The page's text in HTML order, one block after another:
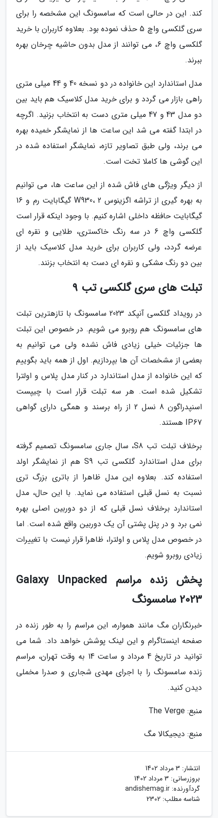
کند. این در حالی است که سامسونگ این مشخصه را برای
سری گلکسی واچ 5 حذف نموده بود. بعلاوه کاربران با خرید
گلکسی واچ 6، می توانند از مدل بدون حاشیه چرخان بهره
ببرند.
مدل استاندارد این خانواده در دو نسخه 40 و 44 میلی متری
راهی بازار می گردد و برای خرید مدل کلاسیک هم باید بین
دو مدل 43 و 47 میلی متری دست به انتخاب بزنید. اگرچه
در ابتدا گفته می شد این ساعت ها از نمایشگر خمیده بهره
می برند، ولی طبق تصاویر تازه، نمایشگر استفاده شده در
این گوشی ها کاملا تخت است.
از دیگر ویژگی های فاش شده از این ساعت ها، می توانیم
به بهره گیری از تراشه اگزینوس W930، 2 گیگابایت رم و 16
گیگابایت حافظه داخلی اشاره کنیم. با وجود اینکه قرار است
گلکسی واچ 6 در سه رنگ خاکستری، طلایی و نقره ای
عرضه گردد، ولی کاربران برای خرید مدل کلاسیک باید از
بین دو رنگ مشکی و نقره ای دست به انتخاب بزنند.
تبلت های سری گلکسی تب 9
در رویداد گلکسی آنپکد 2023 سامسونگ با تازهترین تبلت
های سامسونگ هم روبرو می شویم. در خصوص این تبلت
ها جزئیات خیلی زیادی فاش نشده ولی می توانیم به
بعضی از مشخصات آن ها بپردازیم. اول از همه باید بگوییم
که این خانواده از مدل استاندارد در کنار مدل پلاس و اولترا
تشکیل شده است. هر سه تبلت قرار است با چیپست
اسنپدراگون 8 نسل 2 از راه برسند و همگی دارای گواهی
IP67 هستند.
برخلاف تبلت تب S8، سال جاری سامسونگ تصمیم گرفته
برای مدل استاندارد گلکسی تب S9 هم از نمایشگر اولد
استفاده کند. بعلاوه این مدل ظاهرا از باتری بزرگ تری
نسبت به نسل قبلی استفاده می نماید. با این حال، مدل
استاندارد برخلاف نسل قبلی که از دو دوربین اصلی بهره
نمی برد و در پنل پشتی آن یک دوربین واقع شده است. اما
در خصوص مدل پلاس و اولترا، ظاهرا قرار نیست با تغییرات
زیادی روبرو شویم.
پخش زنده مراسم Galaxy Unpacked
2023 سامسونگ
خبرنگاران مگ مانند همواره، این مراسم را به طور زنده در
صفحه اینستاگرام و این لینک پوشش خواهد داد. شما می
توانید در تاریخ 4 مرداد و ساعت 14 به وقت تهران، مراسم
زنده سامسونگ را با اجرای مهدی شجاری و صدرا مخملی
دیدن کنید.
منبع: The Verge
منبع: دیجیکالا مگ
انتشار: 3 مرداد 1402
بروزرسانی: 3 مرداد 1402
گردآورنده: andishemag.ir
شناسه مطلب: 2302